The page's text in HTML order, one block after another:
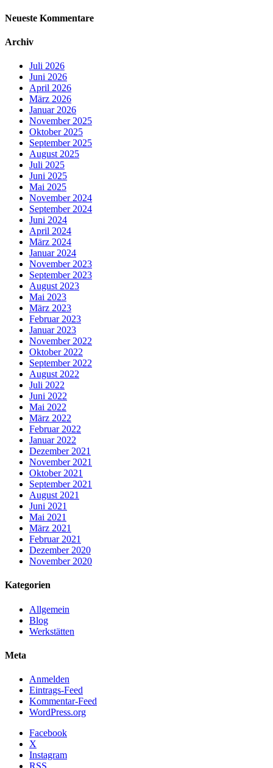
Neueste Kommentare
Archiv
Juli 2026
Juni 2026
April 2026
März 2026
Januar 2026
November 2025
Oktober 2025
September 2025
August 2025
Juli 2025
Juni 2025
Mai 2025
November 2024
September 2024
Juni 2024
April 2024
März 2024
Januar 2024
November 2023
September 2023
August 2023
Mai 2023
März 2023
Februar 2023
Januar 2023
November 2022
Oktober 2022
September 2022
August 2022
Juli 2022
Juni 2022
Mai 2022
März 2022
Februar 2022
Januar 2022
Dezember 2021
November 2021
Oktober 2021
September 2021
August 2021
Juni 2021
Mai 2021
März 2021
Februar 2021
Dezember 2020
November 2020
Kategorien
Allgemein
Blog
Werkstätten
Meta
Anmelden
Eintrags-Feed
Kommentar-Feed
WordPress.org
Facebook
X
Instagram